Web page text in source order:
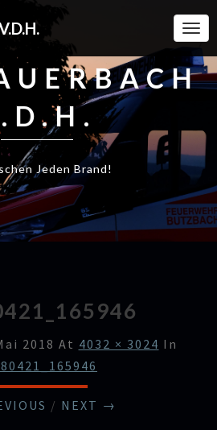
Jeden Brand!
2018 At 4032 × 3024 In
/ NEXT →